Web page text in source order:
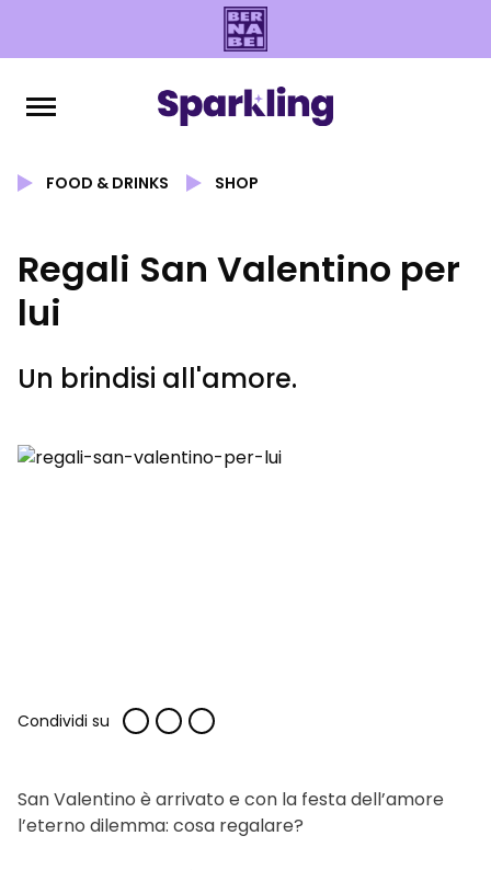
FOOD & DRINKS SHOP
Regali San Valentino per
lui
Un brindisi all'amore.
Condividi su
San Valentino è arrivato e con la festa dell’amore
l’eterno dilemma: cosa regalare?